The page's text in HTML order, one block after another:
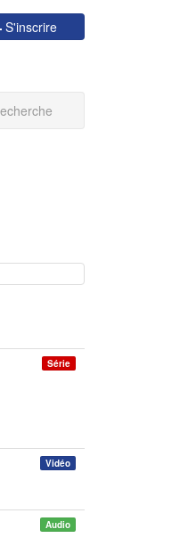
S'inscrire
Série
Vidéo
Audio